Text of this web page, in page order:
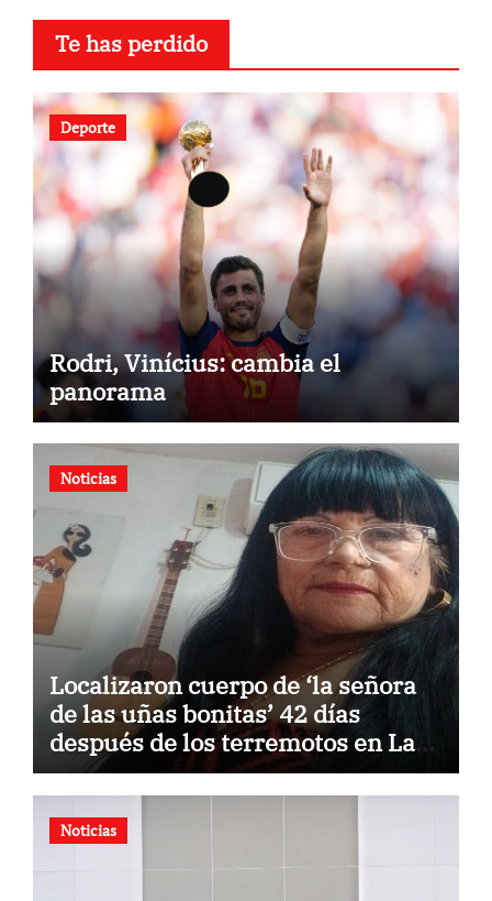
Te has perdido
Deporte
Rodri, Vinícius: cambia el
panorama
Noticias
Localizaron cuerpo de ‘la señora
de las uñas bonitas’ 42 días
después de los terremotos en La
Guaira
Noticias